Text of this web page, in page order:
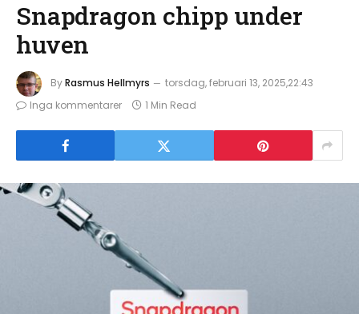
Snapdragon chipp under
huven
ByRasmus Hellmyrs
torsdag, februari 13, 2025,22:43
Inga kommentarer
1 Min Read